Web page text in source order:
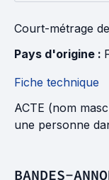
Court-métrage de
Pays d'origine :
Fiche technique
ACTE (nom
une personne
BANDES-